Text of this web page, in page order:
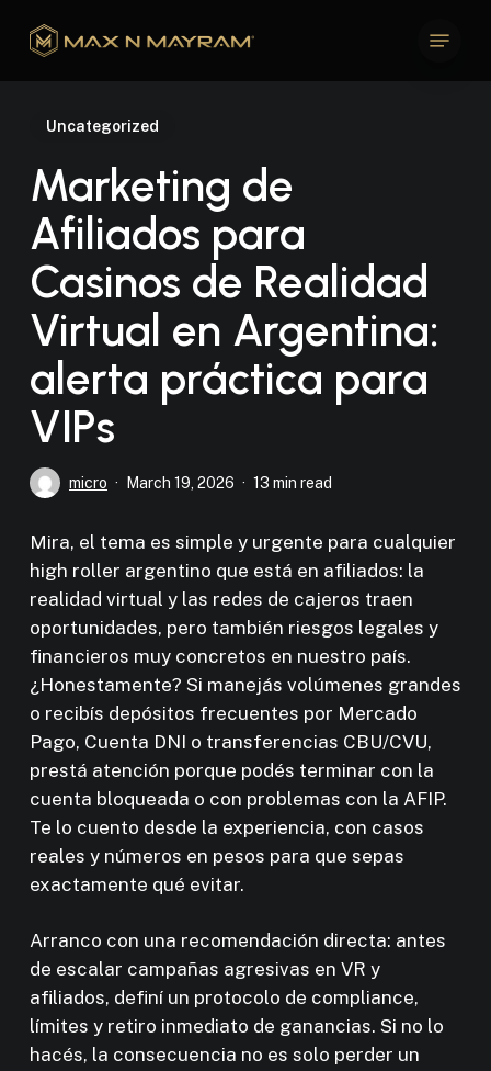
Uncategorized
Marketing de
Afiliados para
Casinos de Realidad
Virtual en Argentina:
alerta práctica para
VIPs
micro March 19, 2026 13 min read
Mira, el tema es simple y urgente para cualquier
high roller argentino que está en afiliados: la
realidad virtual y las redes de cajeros traen
oportunidades, pero también riesgos legales y
financieros muy concretos en nuestro país.
¿Honestamente? Si manejás volúmenes grandes
o recibís depósitos frecuentes por Mercado
Pago, Cuenta DNI o transferencias CBU/CVU,
prestá atención porque podés terminar con la
cuenta bloqueada o con problemas con la AFIP.
Te lo cuento desde la experiencia, con casos
reales y números en pesos para que sepas
exactamente qué evitar.
Arranco con una recomendación directa: antes
de escalar campañas agresivas en VR y
afiliados, definí un protocolo de compliance,
límites y retiro inmediato de ganancias. Si no lo
hacés, la consecuencia no es solo perder un